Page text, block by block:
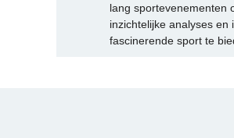
lang sportevenementen
inzichtelijke analyses
fascinerende sport te